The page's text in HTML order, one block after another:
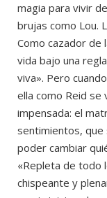
magia para vivir
brujas como Lou.
Como cazador de
vida bajo una
viva». Pero
ella como Reid se
impensada: el
sentimientos, que
poder cambiar
«Repleta de todo
chispeante y